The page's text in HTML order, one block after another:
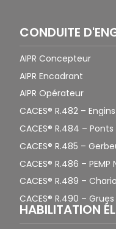
CONDUITE
AIPR Concepteur
AIPR Encadrant
AIPR Opérateur
CACES® R.482 –
CACES® R.484 –
CACES® R.485 –
CACES® R.486 – PEMP
CACES® R.489 –
CACES® R.490 –
HABILITATION